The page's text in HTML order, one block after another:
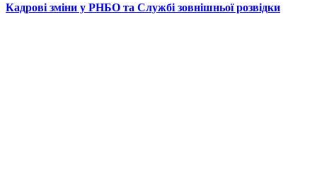
Кадрові зміни у РНБО та Службі зовнішньої розвідки